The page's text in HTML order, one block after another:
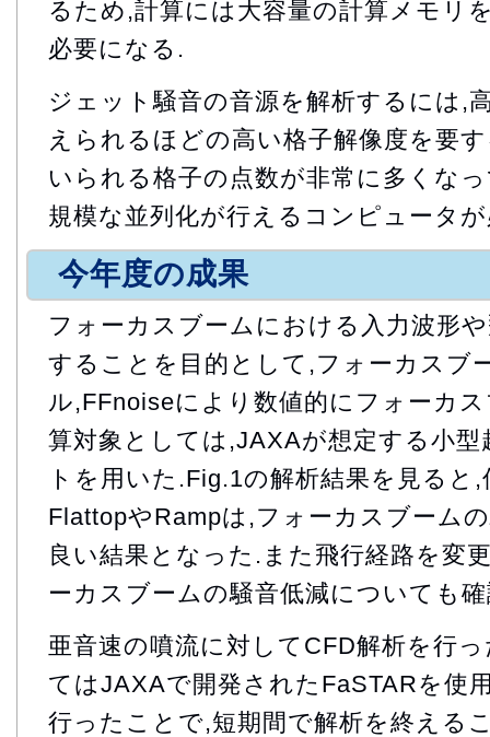
るため,計算には大容量の計算メモリ
必要になる.
ジェット騒音の音源を解析するには,
えられるほどの高い格子解像度を要
いられる格子の点数が非常に多くな
規模な並列化が行えるコンピュータ
今年度の成果
フォーカスブームにおける入力波形
することを目的として,フォーカスブ
ル,FFnoiseにより数値的にフォーカ
算対象としては,JAXAが想定する小
トを用いた.Fig.1の解析結果を見ると
FlattopやRampは,フォーカスブーム
良い結果となった.また飛行経路を変
ーカスブームの騒音低減についても
亜音速の噴流に対してCFD解析を行
てはJAXAで開発されたFaSTARを使
行ったことで,短期間で解析を終える